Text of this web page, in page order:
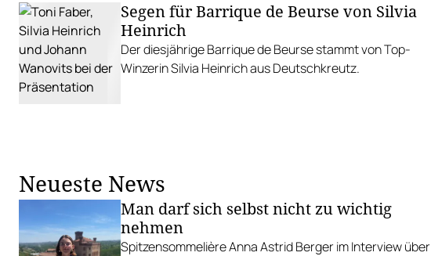
Segen für Barrique de Beurse von Silvia
Heinrich
Der diesjährige Barrique de Beurse stammt von Top-
Winzerin Silvia Heinrich aus Deutschkreutz.
Neueste News
Man darf sich selbst nicht zu wichtig
nehmen
Spitzensommelière Anna Astrid Berger im Interview über